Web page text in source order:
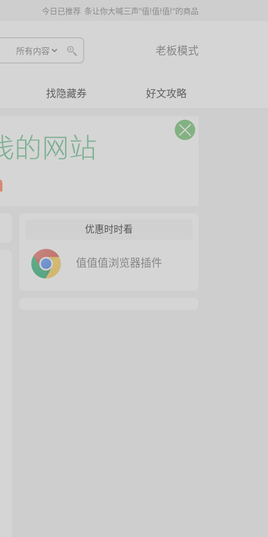
今日已推荐 条让你大喊三声"值!值!值!"的商品
老板模式
找隐藏券 好文攻略
优惠时时看
值值值浏览器插件